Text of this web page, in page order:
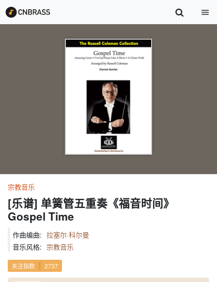
宗教音乐
[乐谱] 单簧管五重奏《福音时间》
Gospel Time
作曲编曲: 拉塞尔·科尔曼
音乐风格: 宗教音乐
关注指数 2737